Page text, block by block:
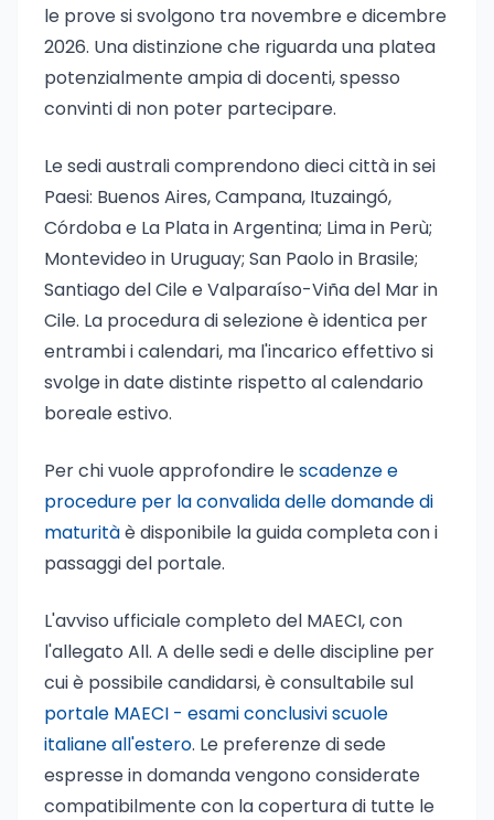
le prove si svolgono tra novembre e dicembre
2026. Una distinzione che riguarda una platea
potenzialmente ampia di docenti, spesso
convinti di non poter partecipare.
Le sedi australi comprendono dieci città in sei
Paesi: Buenos Aires, Campana, Ituzaingó,
Córdoba e La Plata in Argentina; Lima in Perù;
Montevideo in Uruguay; San Paolo in Brasile;
Santiago del Cile e Valparaíso-Viña del Mar in
Cile. La procedura di selezione è identica per
entrambi i calendari, ma l'incarico effettivo si
svolge in date distinte rispetto al calendario
boreale estivo.
Per chi vuole approfondire lescadenze e
procedure per la convalida delle domande di
maturitàè disponibile la guida completa con i
passaggi del portale.
L'avviso ufficiale completo del MAECI, con
l'allegato All. A delle sedi e delle discipline per
cui è possibile candidarsi, è consultabile sul
portale MAECI - esami conclusivi scuole
italiane all'estero. Le preferenze di sede
espresse in domanda vengono considerate
compatibilmente con la copertura di tutte le